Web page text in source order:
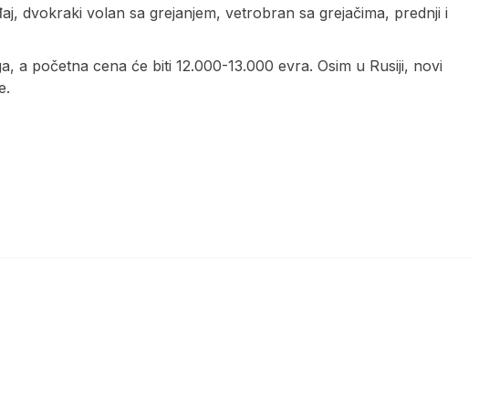
dvokraki volan sa grejanjem, vetrobran sa grejačima, prednji i
a početna cena će biti 12.000-13.000 evra. Osim u Rusiji, novi